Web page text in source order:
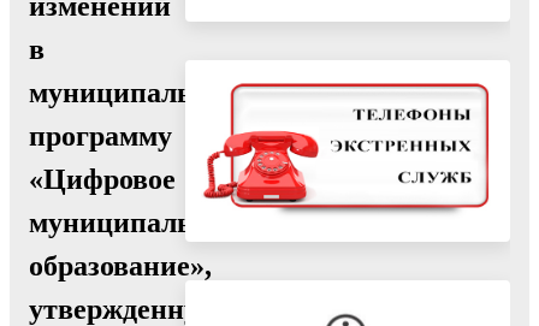
в
муниципальную
программу
«Цифровое
муниципальное
образование»,
утвержденную